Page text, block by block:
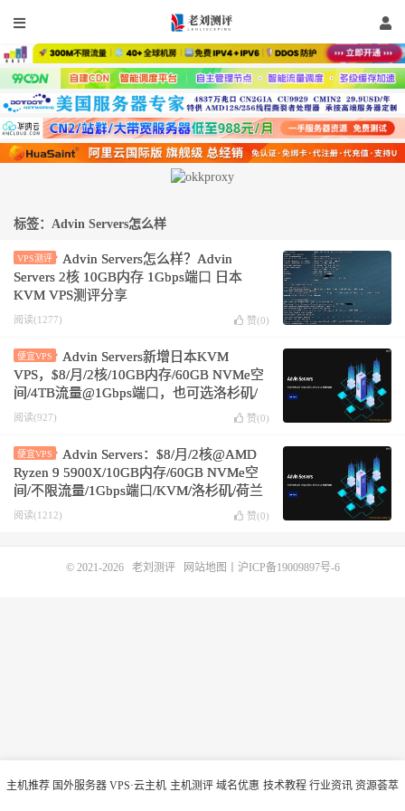
标签：Advin Servers怎么样
VPS测评
Advin Servers怎么样？Advin
Servers 2核 10GB内存 1Gbps端口 日本
KVM VPS测评分享
阅读(1277) 赞(0)
便宜VPS
Advin Servers新增日本KVM
VPS，$8/月/2核/10GB内存/60GB NVMe空
间/4TB流量@1Gbps端口，也可选洛杉矶/
荷兰机房
阅读(927) 赞(0)
便宜VPS
Advin Servers：$8/月/2核@AMD
Ryzen 9 5900X/10GB内存/60GB NVMe空
间/不限流量/1Gbps端口/KVM/洛杉矶/荷兰
阅读(1212) 赞(0)
主机推荐 国外服务器 VPS·云主机 主机测评 域名优惠 技术教程 行业资讯 资源荟萃
© 2021-2026 老刘测评 网站地图 沪ICP备19009897号-6